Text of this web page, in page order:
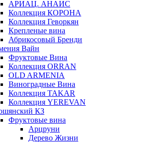
АРИАЦ. АНАИС
Коллекция КОРОНА
Коллекция Геворкян
Крепленые вина
Абрикосовый Бренди
Вайн
Фруктовые Вина
Коллекция ORRAN
OLD ARMENIA
Виноградные Вина
Коллекция TAKAR
Коллекция YEREVAN
КЗ
Фруктовые вина
Арцруни
Дерево Жизни